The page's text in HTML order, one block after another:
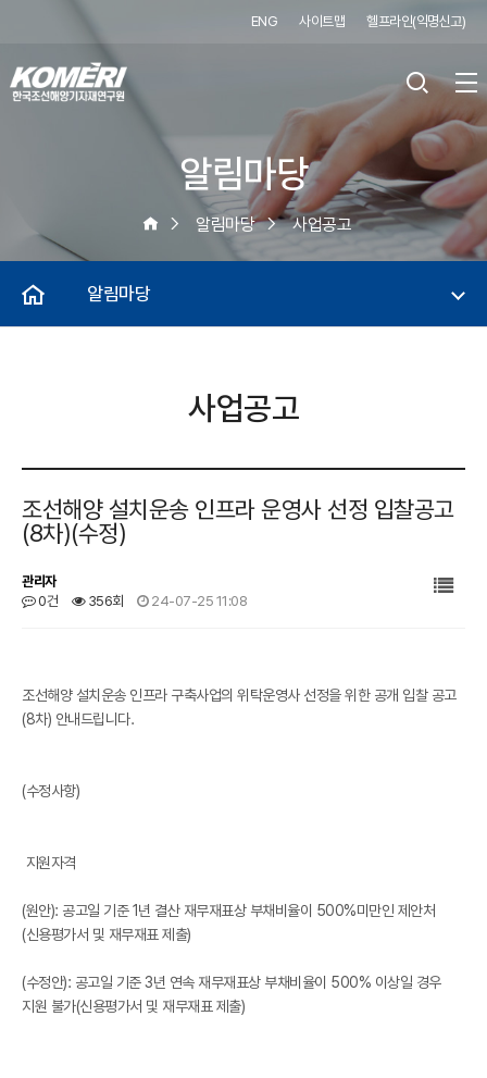
ENG 사이트맵 헬프라인(익명신고)
알림마당
알림마당 사업공고
알림마당
사업공고
조선해양 설치운송 인프라 운영사 선정 입찰공고
(8차)(수정)
관리자
0건
356회 24-07-25 11:08
조선해양 설치운송 인프라 구축사업의 위탁운영사 선정을 위한 공개 입찰 공고
(8차) 안내드립니다.
(수정사항)
지원자격
(원안): 공고일 기준 1년 결산 재무재표상 부채비율이 500%미만인 제안처
(신용평가서 및 재무재표 제출)
(수정안): 공고일 기준 3년 연속 재무재표상 부채비율이 500% 이상일 경우
지원 불가(신용평가서 및 재무재표 제출)